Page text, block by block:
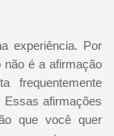
experiência. Por
não é a afirmação
frequentemente
Essas afirmações
que você quer